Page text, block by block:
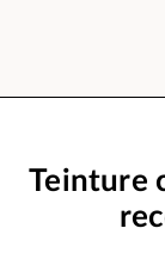
Teinture